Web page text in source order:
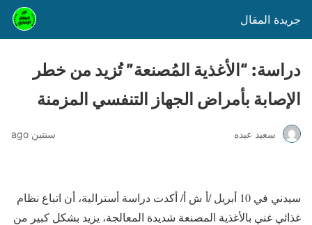
جريدة المقال
دراسة: “الأغذية المُصنعة” تُزيد من خطر
الإصابة بأمراض الجهاز التنفسي المزمنة
سعيد عبده سنتين ago
سيدني في 10 أبريل /أ ش أ/ أكدت دراسة أسترالية، أن اتباع نظام
غذائي غني بالأغذية المصنعة شديدة المعالجة، يزيد بشكل كبير من